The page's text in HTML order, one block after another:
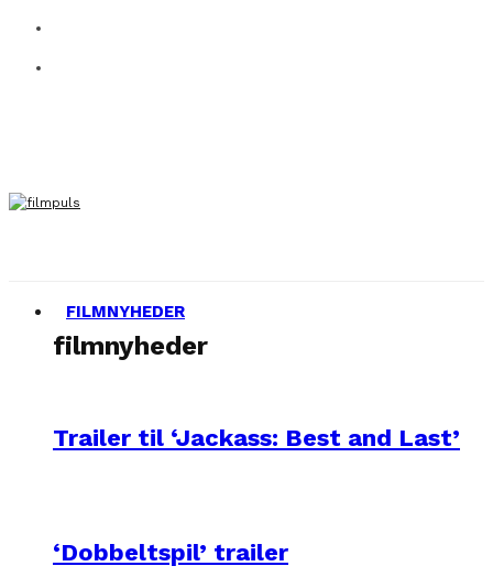
FILMNYHEDER
filmnyheder
Trailer til ‘Jackass: Best and Last’
‘Dobbeltspil’ trailer